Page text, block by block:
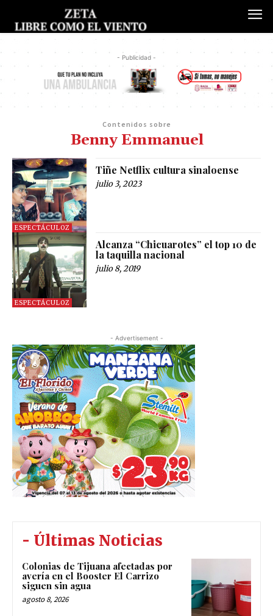
- Publicidad -
Contenidos sobre
Benny Emmanuel
ESPECTÁCULOZ
Tiñe Netflix cultura sinaloense
julio 3, 2023
ESPECTÁCULOZ
Alcanza “Chicuarotes” el top 10 de
la taquilla nacional
julio 8, 2019
- Advertisement -
- Últimas Noticias
Colonias de Tijuana afectadas por
avería en el Booster El Carrizo
siguen sin agua
agosto 8, 2026